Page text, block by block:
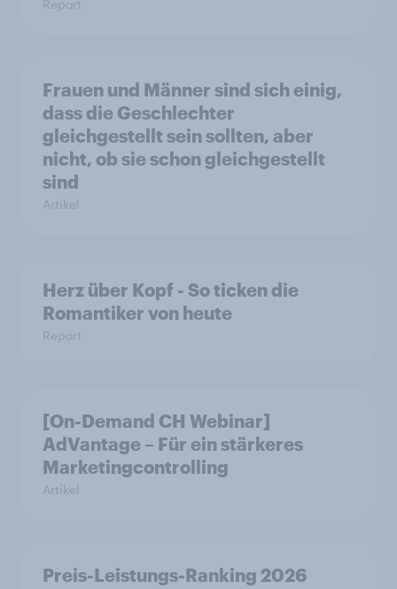
Report
Frauen und Männer sind sich einig,
dass die Geschlechter
gleichgestellt sein sollten, aber
nicht, ob sie schon gleichgestellt
sind
Artikel
Herz über Kopf - So ticken die
Romantiker von heute
Report
[On-Demand CH Webinar]
AdVantage – Für ein stärkeres
Marketingcontrolling
Artikel
Preis-Leistungs-Ranking 2026